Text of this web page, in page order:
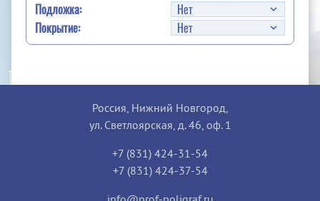
Подложка:
Покрытие:
Россия, Нижний Новгород,
ул. Светлоярская, д. 46, оф. 1
+7 (831) 424-31-54
+7 (831) 424-37-54